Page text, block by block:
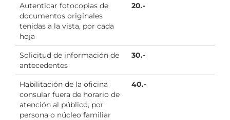
Autenticar fotocopias de
documentos originales
tenidas a la vista, por cada
hoja
20.-
Solicitud de información de
antecedentes
30.-
Habilitación de la oficina
consular fuera de horario de
atención al público, por
persona o núcleo familiar
40.-